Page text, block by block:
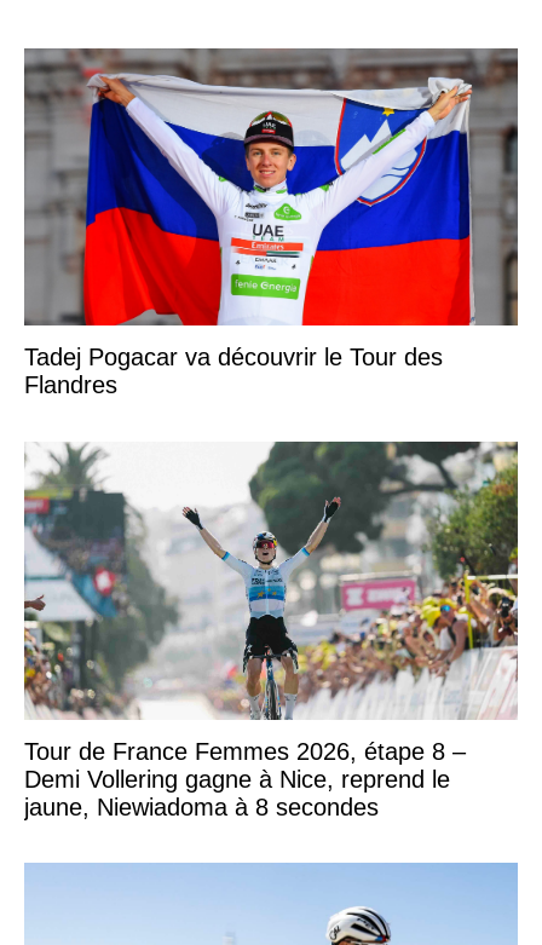
Tadej Pogacar va découvrir le Tour des
Flandres
Tour de France Femmes 2026, étape 8 –
Demi Vollering gagne à Nice, reprend le
jaune, Niewiadoma à 8 secondes